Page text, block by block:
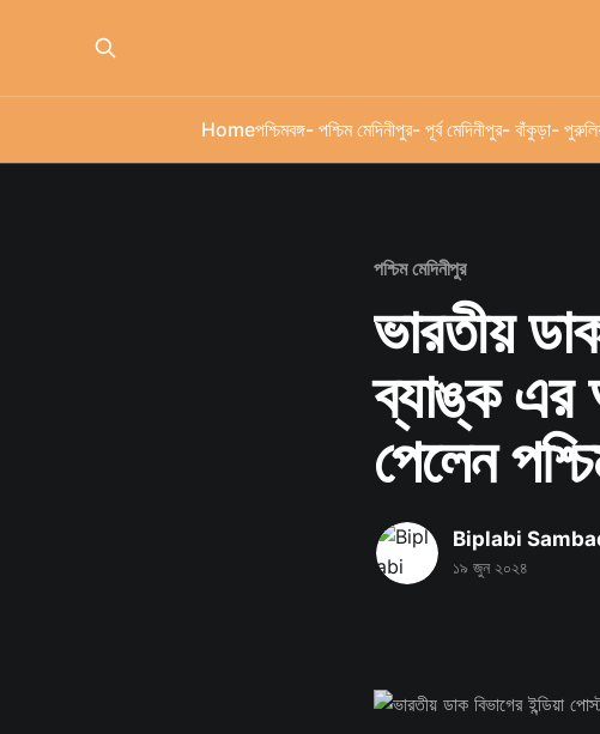
Homeপশ্চিমবঙ্গ- পশ্চিম মেদিনীপুর- পূর্ব মেদিনীপুর- বাঁকুড়া-
পশ্চিম মেদিনীপুর
ভারতীয়
ব্যাঙ্ক এর
পেলেন
Biplabi
১৯ জুন ২০২৪